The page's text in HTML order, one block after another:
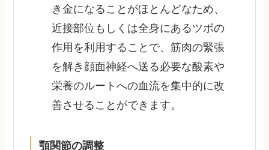
き金になることがほとんどなため、
近接部位もしくは全身にあるツボの
作用を利用することで、筋肉の緊張
を解き顔面神経へ送る必要な酸素や
栄養のルートへの血流を集中的に改
善させることができます。
顎関節の調整